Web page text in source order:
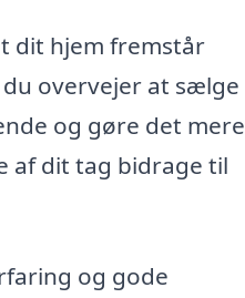
dit hjem fremstår
overvejer at sælge
og gøre det mere
af dit tag bidrage til
og gode